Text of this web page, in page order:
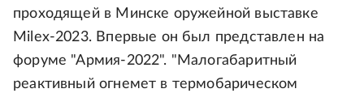
проходящей в Минске оружейной выставке
Milex-2023. Впервые он был представлен на
форуме "Армия-2022". "Малогабаритный
реактивный огнемет в термобарическом